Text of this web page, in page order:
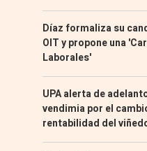
Díaz formaliza su
OIT y propone una
Laborales'
UPA alerta de
vendimia por el
rentabilidad del